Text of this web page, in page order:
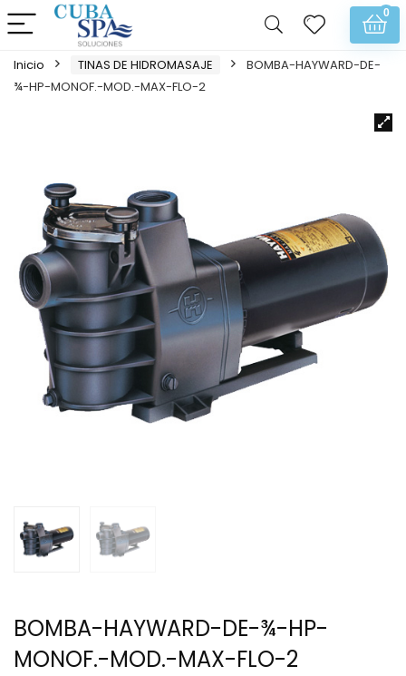
0
Inicio TINAS DE HIDROMASAJE
BOMBA-HAYWARD-DE-
¾-HP-MONOF.-MOD.-MAX-FLO-2
BOMBA-HAYWARD-DE-¾-HP-
MONOF.-MOD.-MAX-FLO-2